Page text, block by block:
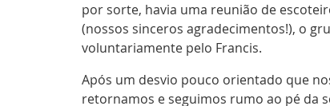
por sorte, havia uma reunião de
(nossos sinceros agradecimentos!), o
voluntariamente pelo Francis.
Após um desvio pouco orientado que
retornamos e seguimos rumo ao pé da